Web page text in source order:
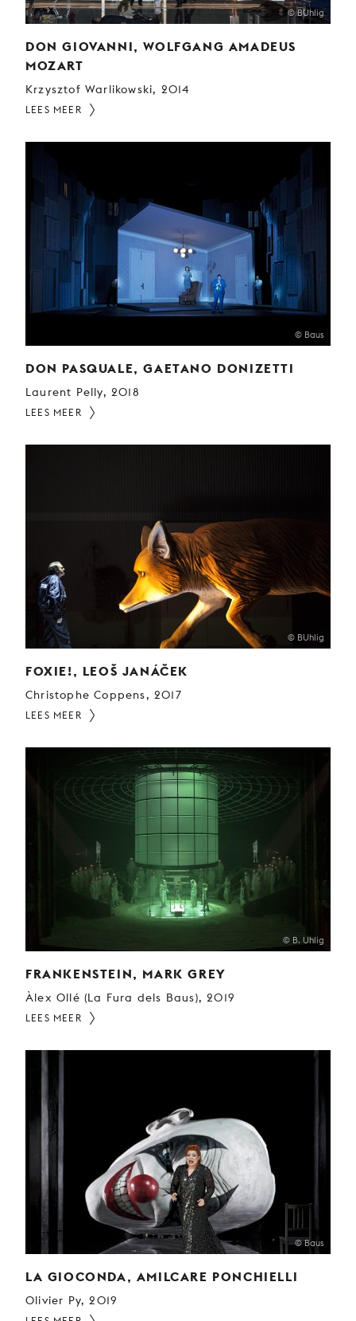
© BUhlig
DON GIOVANNI, WOLFGANG AMADEUS
MOZART
Krzysztof Warlikowski, 2014
LEES MEER
© Baus
DON PASQUALE, GAETANO DONIZETTI
Laurent Pelly, 2018
LEES MEER
© BUhlig
FOXIE!, LEOŠ JANÁČEK
Christophe Coppens, 2017
LEES MEER
© B. Uhlig
FRANKENSTEIN, MARK GREY
Àlex Ollé (La Fura dels Baus), 2019
LEES MEER
© Baus
LA GIOCONDA, AMILCARE PONCHIELLI
Olivier Py, 2019